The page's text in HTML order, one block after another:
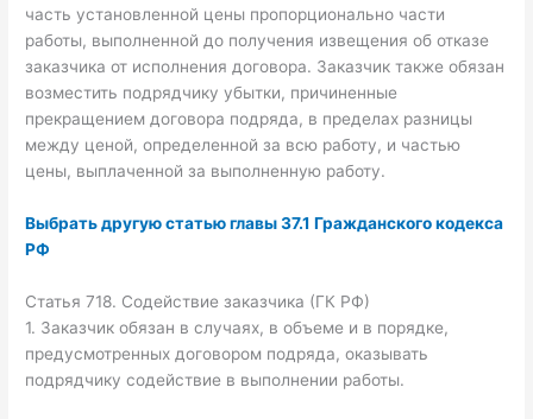
часть установленной цены пропорционально части
работы, выполненной до получения извещения об отказе
заказчика от исполнения договора. Заказчик также обязан
возместить подрядчику убытки, причиненные
прекращением договора подряда, в пределах разницы
между ценой, определенной за всю работу, и частью
цены, выплаченной за выполненную работу.
Выбрать другую статью главы 37.1 Гражданского кодекса
РФ
Статья 718. Содействие заказчика (ГК РФ)
1. Заказчик обязан в случаях, в объеме и в порядке,
предусмотренных договором подряда, оказывать
подрядчику содействие в выполнении работы.